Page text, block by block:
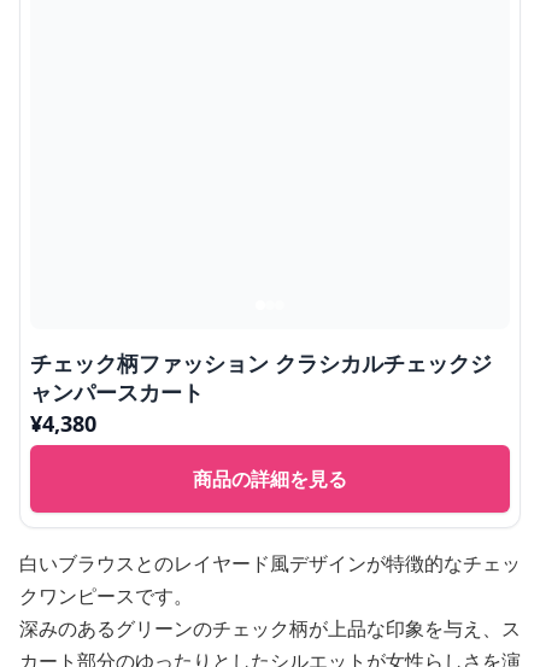
チェック柄ファッション クラシカルチェックジ
ャンパースカート
¥4,380
商品の詳細を見る
白いブラウスとのレイヤード風デザインが特徴的なチェッ
クワンピースです。
深みのあるグリーンのチェック柄が上品な印象を与え、ス
カート部分のゆったりとしたシルエットが女性らしさを演